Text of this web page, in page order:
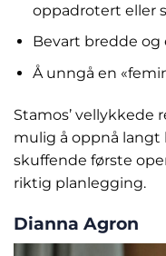
oppadrotert eller
Bevart bredde
Å unngå en
Stamos’ vellykkede
mulig å oppnå
skuffende første
riktig planlegging.
Dianna Agron